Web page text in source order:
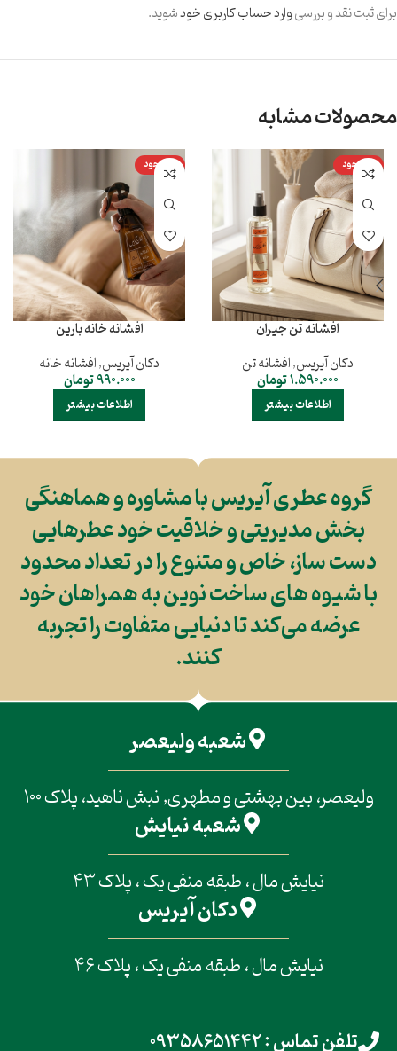
برای ثبت نقد و بررسیوارد حساب کاربری خودشوید.
محصولات مشابه
ناموجود
افشانه تن جیران
دکان آیریس,افشانه تن
1.590.000تومان
اطلاعات بیشتر
ناموجود
افشانه خانه بارین
دکان آیریس,افشانه خانه
990.000تومان
اطلاعات بیشتر
گروه عطری آیریس با مشاوره و هماهنگی
بخش مدیریتی و خلاقیت خود عطرهایی
دست ساز، خاص و متنوع را در تعداد محدود
با شیوه های ساخت نوین به همراهان خود
عرضه می‌کند تا دنیایی متفاوت را تجربه
کنند.
شعبه ولیعصر
ولیعصر، بین بهشتی و مطهری, نبش ناهید، پلاک 100
شعبه نیایش
نیایش مال ، طبقه منفی یک ، پلاک 43
دکان آیریس
نیایش مال ، طبقه منفی یک ، پلاک 46
تلفن تماس : 09358651442